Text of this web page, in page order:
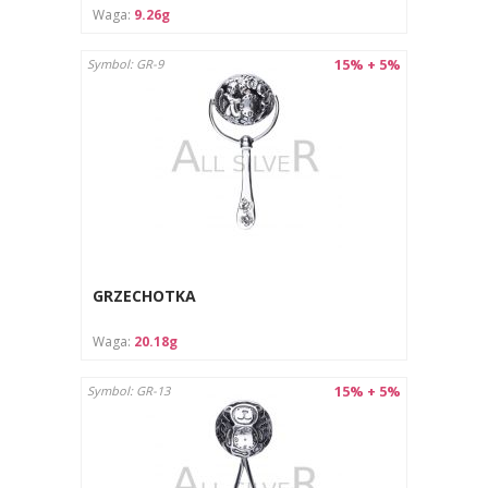
Waga: 9.26g
15% + 5%
Symbol: GR-9
GRZECHOTKA
Waga: 20.18g
15% + 5%
Symbol: GR-13